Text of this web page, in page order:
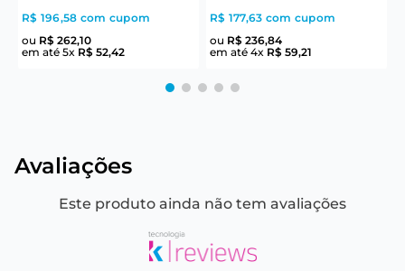
R$ 196,58 com cupom
ou R$ 262,10
em até 5x R$ 52,42
R$ 177,63 com cupom
ou R$ 236,84
em até 4x R$ 59,21
Avaliações
Este produto ainda não tem avaliações